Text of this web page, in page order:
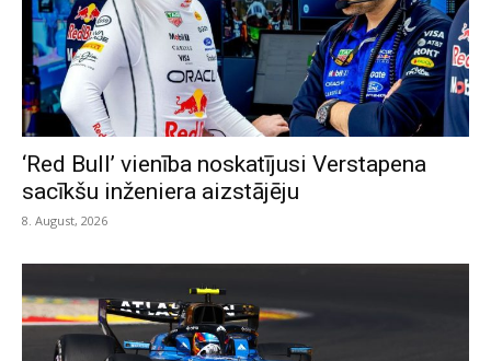
‘Red Bull’ vienība noskatījusi Verstapena
sacīkšu inženiera aizstājēju
8. August, 2026